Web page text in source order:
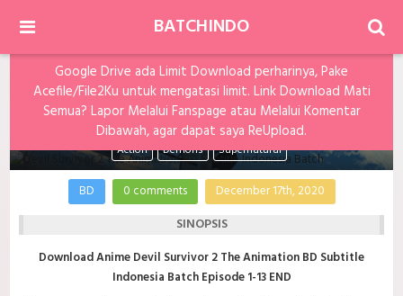
BATCHINDO
Google Drive ada Limit Download perharinya, Pake
Acefile/File2Ku untuk mengatasi limit. Link Download Mati
Semua? Lapor Melalui Fanspage atau Melalui Komentar
Dibawah, agar dapat saya ReUpload.
Devil Survivor 2 The Animation BD Subtitle
Indonesia Batch
Action Demons Supernatural
BD 0 comments December 17th, 2020
SINOPSIS
Download Anime Devil Survivor 2 The Animation BD Subtitle
Indonesia Batch Episode 1-13 END